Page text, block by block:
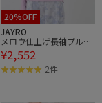
20%OFF
JAYRO
メロウ仕上げ長袖プルオ
ーバー
¥2,552
2件